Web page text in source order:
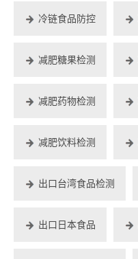
冷链食品防控
减肥糖果检测
减肥药物检测
减肥饮料检测
出口台湾食品检测
出口日本食品